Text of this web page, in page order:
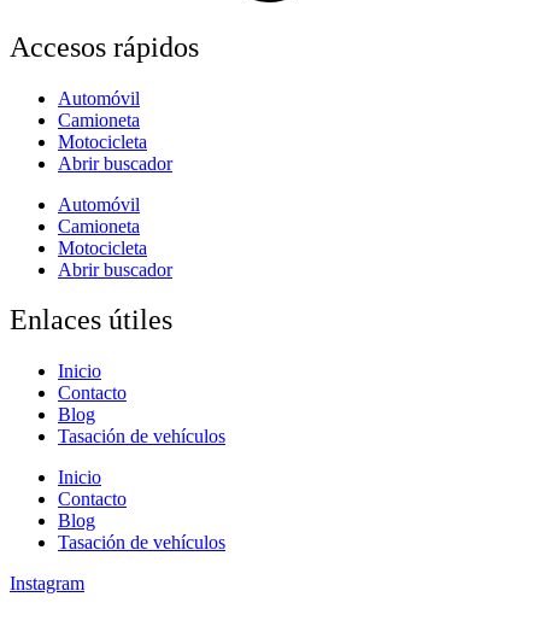
Accesos rápidos
Automóvil
Camioneta
Motocicleta
Abrir buscador
Automóvil
Camioneta
Motocicleta
Abrir buscador
Enlaces útiles
Inicio
Contacto
Blog
Tasación de vehículos
Inicio
Contacto
Blog
Tasación de vehículos
Instagram